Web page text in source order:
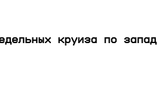
круиза по